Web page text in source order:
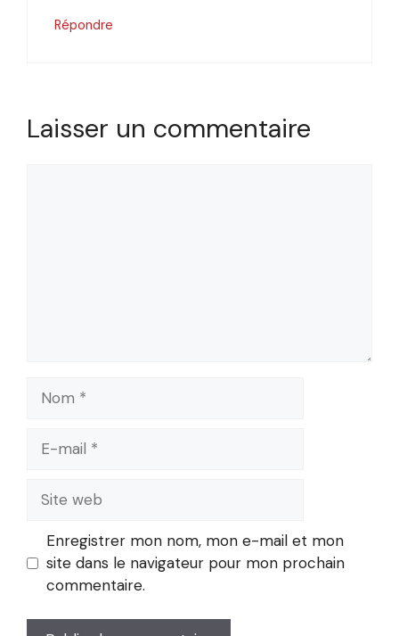
Répondre
Laisser un commentaire
mail
Site
web
Enregistrer mon nom, mon e-mail et mon
site dans le navigateur pour mon prochain
commentaire.